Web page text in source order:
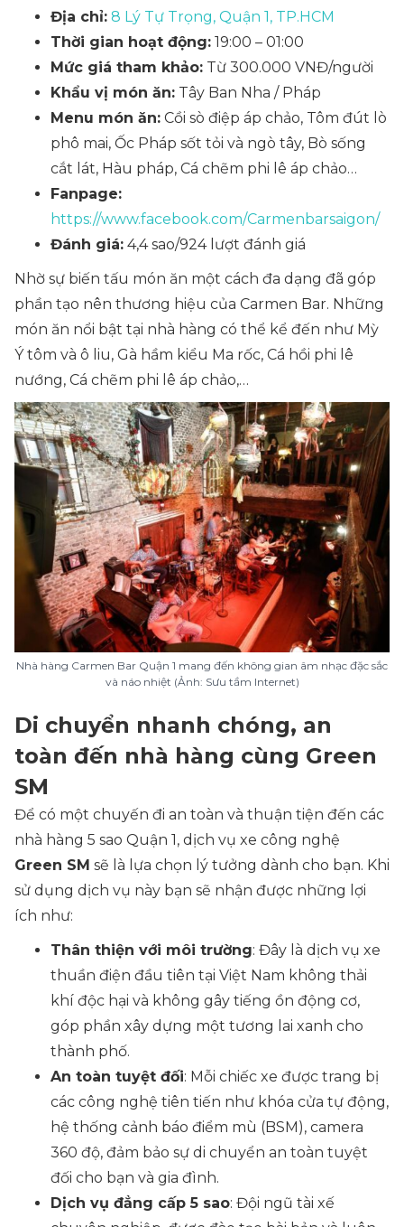
Địa chỉ: 8 Lý Tự Trọng, Quận 1, TP.HCM
Thời gian hoạt động: 19:00 – 01:00
Mức giá tham khảo: Từ 300.000 VNĐ/người
Khẩu vị món ăn: Tây Ban Nha / Pháp
Menu món ăn: Cồi sò điệp áp chảo, Tôm đút lò
phô mai, Ốc Pháp sốt tỏi và ngò tây, Bò sống
cắt lát, Hàu pháp, Cá chẽm phi lê áp chảo…
Fanpage:
https://www.facebook.com/Carmenbarsaigon/
Đánh giá: 4,4 sao/924 lượt đánh giá
Nhờ sự biến tấu món ăn một cách đa dạng đã góp
phần tạo nên thương hiệu của Carmen Bar. Những
món ăn nổi bật tại nhà hàng có thể kể đến như Mỳ
Ý tôm và ô liu, Gà hầm kiểu Ma rốc, Cá hồi phi lê
nướng, Cá chẽm phi lê áp chảo,…
Nhà hàng Carmen Bar Quận 1 mang đến không gian âm nhạc đặc sắc
và náo nhiệt (Ảnh: Sưu tầm Internet)
Di chuyển nhanh chóng, an
toàn đến nhà hàng cùng Green
SM
Để có một chuyến đi an toàn và thuận tiện đến các
nhà hàng 5 sao Quận 1, dịch vụ xe công nghệ
Green SM sẽ là lựa chọn lý tưởng dành cho bạn. Khi
sử dụng dịch vụ này bạn sẽ nhận được những lợi
ích như:
Thân thiện với môi trường: Đây là dịch vụ xe
thuần điện đầu tiên tại Việt Nam không thải
khí độc hại và không gây tiếng ồn động cơ,
góp phần xây dựng một tương lai xanh cho
thành phố.
An toàn tuyệt đối: Mỗi chiếc xe được trang bị
các công nghệ tiên tiến như khóa cửa tự động,
hệ thống cảnh báo điểm mù (BSM), camera
360 độ, đảm bảo sự di chuyển an toàn tuyệt
đối cho bạn và gia đình.
Dịch vụ đẳng cấp 5 sao: Đội ngũ tài xế